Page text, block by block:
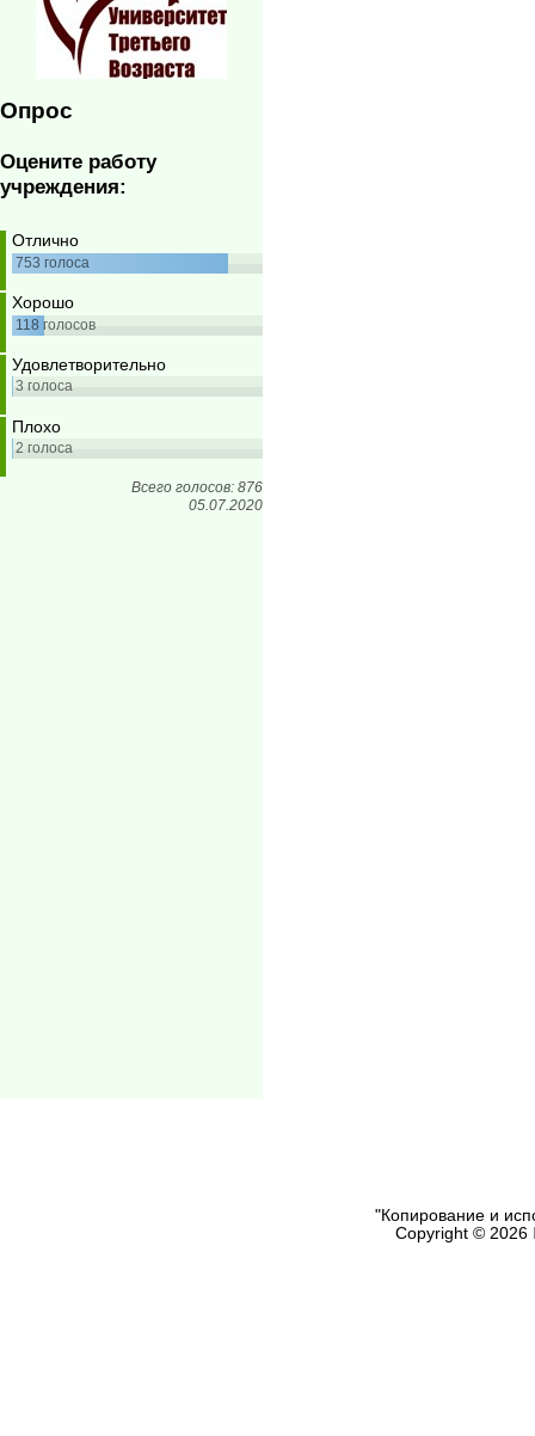
Опрос
Оцените работу
учреждения:
Отлично
753голоса
Хорошо
118 голосов
Удовлетворительно
3голоса
Плохо
2голоса
Всего голосов: 876
05.07.2020
"Копирование и
Copyright © 2026